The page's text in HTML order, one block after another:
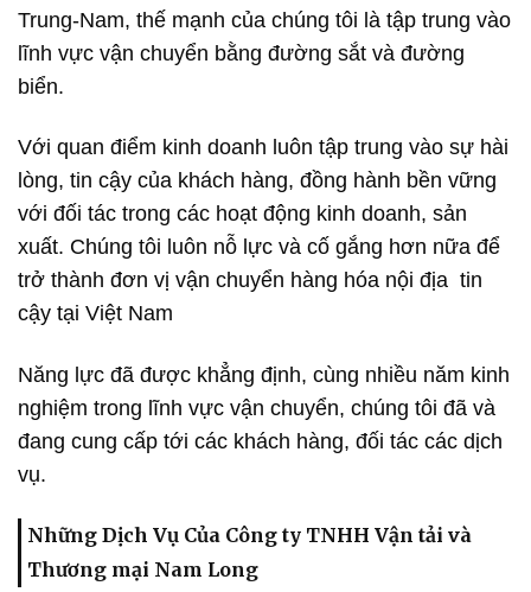
Trung-Nam, thế mạnh của chúng tôi là tập trung vào
lĩnh vực vận chuyển bằng đường sắt và đường
biển.
Với quan điểm kinh doanh luôn tập trung vào sự hài
lòng, tin cậy của khách hàng, đồng hành bền vững
với đối tác trong các hoạt động kinh doanh, sản
xuất. Chúng tôi luôn nỗ lực và cố gắng hơn nữa để
trở thành đơn vị vận chuyển hàng hóa nội địa tin
cậy tại Việt Nam
Năng lực đã được khẳng định, cùng nhiều năm kinh
nghiệm trong lĩnh vực vận chuyển, chúng tôi đã và
đang cung cấp tới các khách hàng, đối tác các dịch
vụ.
Những Dịch Vụ Của Công ty TNHH Vận tải và
Thương mại Nam Long